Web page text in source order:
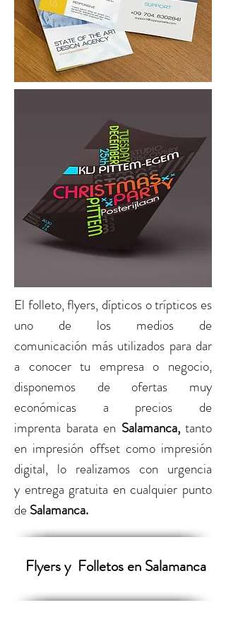
El folleto, flyers, dípticos o trípticos es
uno de los medios de
comunicación más utilizados para dar
a conocer tu empresa o negocio,
disponemos de ofertas muy
económicas a precios de
imprenta barata en Salamanca, tanto
en impresión offset como impresión
digital, lo realizamos con urgencia
y entrega gratuita en cualquier punto
de Salamanca.
Flyers y Folletos en Salamanca